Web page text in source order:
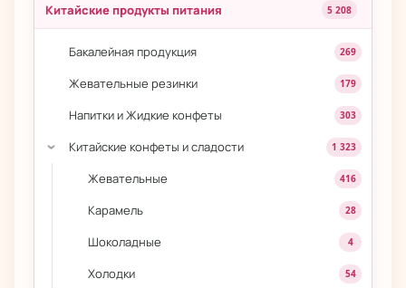
Китайские продукты питания 5 208
Бакалейная продукция 269
Жевательные резинки 179
Напитки и Жидкие конфеты 303
› Китайские конфеты и сладости 1 323
Жевательные 416
Карамель 28
Шоколадные 4
Холодки 54